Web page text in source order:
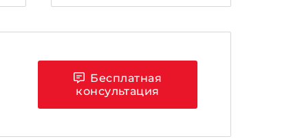
Бесплатная
консультация